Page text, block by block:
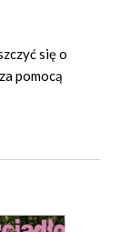
się o
pomocą